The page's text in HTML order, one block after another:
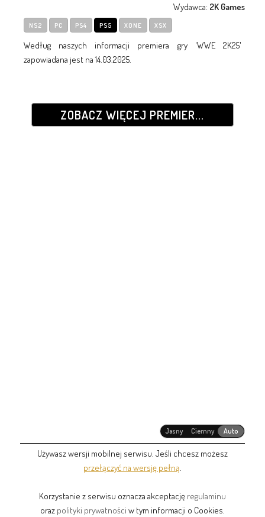
Wydawca: 2K Games
NS2 PC PS4 PS5 XONE XSX
Według naszych informacji premiera gry 'WWE 2K25'
zapowiadana jest na 14.03.2025.
ZOBACZ WIĘCEJ PREMIER...
Jasny Ciemny Auto
Używasz wersji mobilnej serwisu. Jeśli chcesz możesz
przełączyć na wersję pełną
Korzystanie z serwisu oznacza akceptację regulaminu
oraz polityki prywatności w tym informacji o Cookies.